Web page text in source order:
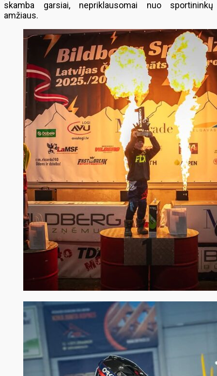
skamba garsiai, nepriklausomai nuo sportininkų
amžiaus.